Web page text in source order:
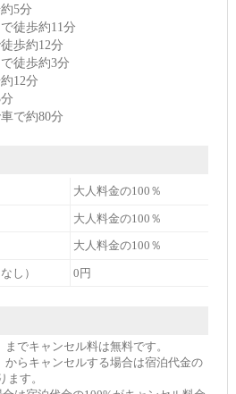
5分
徒歩約11分
歩約12分
徒歩約3分
12分
で約80分
大人料金の100％
大人料金の100％
大人料金の100％
し） 0円
でキャンセル料は無料です。
らキャンセルする場合は宿泊代金の
ます。